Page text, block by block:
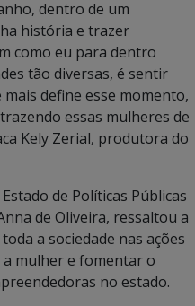
dentro de um
história e trazer
como eu para dentro
tão diversas, é sentir
define esse momento,
essas mulheres de
Kely Zerial, produtora do
de Políticas Públicas
de Oliveira, ressaltou a
a sociedade nas ações
mulher e fomentar o
no estado.